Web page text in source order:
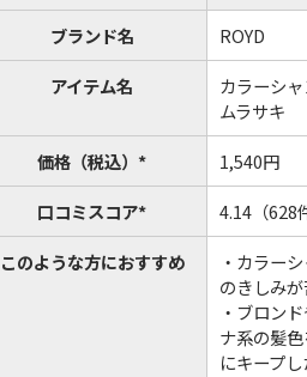
ブランド名
ROYD
アイテム名
カラーシ
ムラサキ
価格（税込）*
1,540円
口コミスコア*
4.14（628
このような方におすすめ
・カラー
のきしみ
・ブロン
ナ系の髪
にキープ